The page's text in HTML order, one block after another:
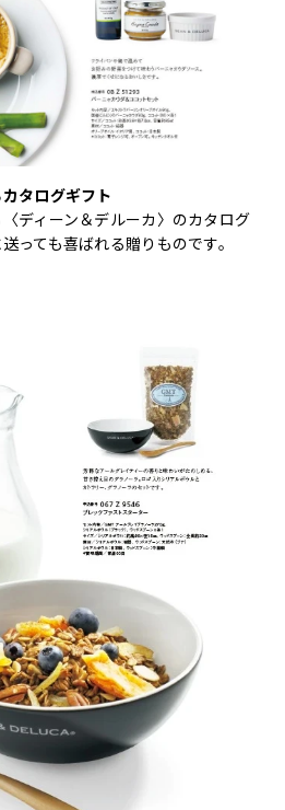
タログギフト
ディーン＆デルーカ〉のカタログ
っても喜ばれる贈りものです。